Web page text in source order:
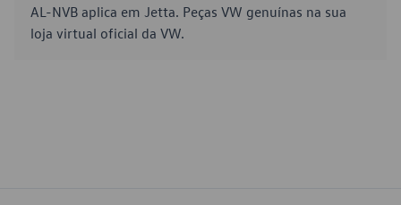
AL-NVB aplica em Jetta. Peças VW genuínas na sua
loja virtual oficial da VW.